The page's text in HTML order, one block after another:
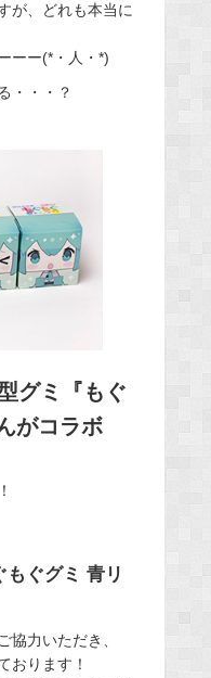
が、どれも本当に
ーー(*・人・*)
・・・？
グミ『もぐ
がコラボ
もぐグミ 青リ
協力いただき、
おります！